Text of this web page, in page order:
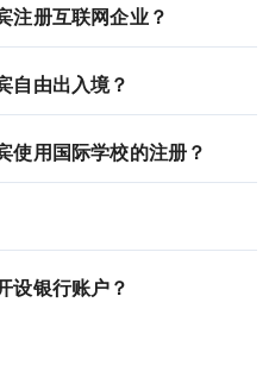
注册互联网企业？
自由出入境？
使用国际学校的注册？
设银行账户？